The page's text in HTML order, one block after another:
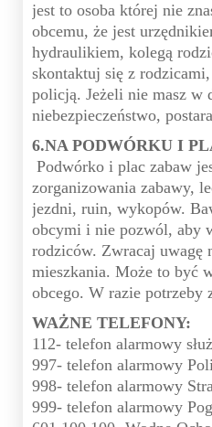
jest to osoba której nie
obcemu, że jest
hydraulikiem, kolegą
skontaktuj się z
policją. Jeżeli nie masz w
niebezpieczeństwo,
6.NA PODWÓRKU I
Podwórko i plac zabaw
zorganizowania zabawy,
jezdni, ruin, wykopów.
obcymi i nie pozwól, aby
rodziców. Zwracaj uwagę
mieszkania. Może to być
obcego. W razie potrzeby
WAŻNE TELEFONY:
112- telefon alarmowy
997- telefon alarmowy
998- telefon alarmowy
999- telefon alarmowy